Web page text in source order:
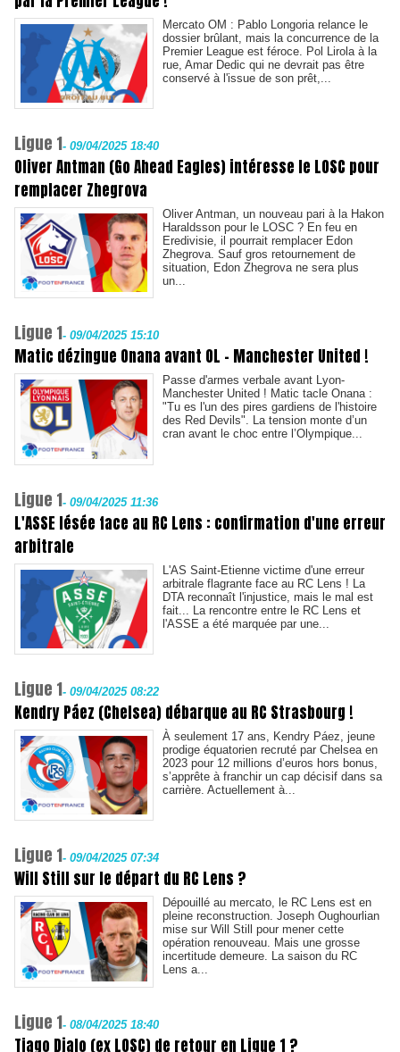
Mercato OM : Pablo Longoria relance le
dossier brûlant, mais la concurrence de la
Premier League est féroce. Pol Lirola à la
rue, Amar Dedic qui ne devrait pas être
conservé à l'issue de son prêt,...
Ligue 1- 09/04/2025 18:40
Oliver Antman (Go Ahead Eagles) intéresse le LOSC pour
remplacer Zhegrova
Oliver Antman, un nouveau pari à la Hakon
Haraldsson pour le LOSC ? En feu en
Eredivisie, il pourrait remplacer Edon
Zhegrova. Sauf gros retournement de
situation, Edon Zhegrova ne sera plus
un...
Ligue 1- 09/04/2025 15:10
Matic dézingue Onana avant OL - Manchester United !
Passe d'armes verbale avant Lyon-
Manchester United ! Matic tacle Onana :
"Tu es l'un des pires gardiens de l'histoire
des Red Devils". La tension monte d’un
cran avant le choc entre l’Olympique...
Ligue 1- 09/04/2025 11:36
L'ASSE lésée face au RC Lens : confirmation d'une erreur
arbitrale
L'AS Saint-Etienne victime d'une erreur
arbitrale flagrante face au RC Lens ! La
DTA reconnaît l'injustice, mais le mal est
fait... La rencontre entre le RC Lens et
l'ASSE a été marquée par une...
Ligue 1- 09/04/2025 08:22
Kendry Páez (Chelsea) débarque au RC Strasbourg !
À seulement 17 ans, Kendry Páez, jeune
prodige équatorien recruté par Chelsea en
2023 pour 12 millions d’euros hors bonus,
s’apprête à franchir un cap décisif dans sa
carrière. Actuellement à...
Ligue 1- 09/04/2025 07:34
Will Still sur le départ du RC Lens ?
Dépouillé au mercato, le RC Lens est en
pleine reconstruction. Joseph Oughourlian
mise sur Will Still pour mener cette
opération renouveau. Mais une grosse
incertitude demeure. La saison du RC
Lens a...
Ligue 1- 08/04/2025 18:40
Tiago Djalo (ex LOSC) de retour en Ligue 1 ?